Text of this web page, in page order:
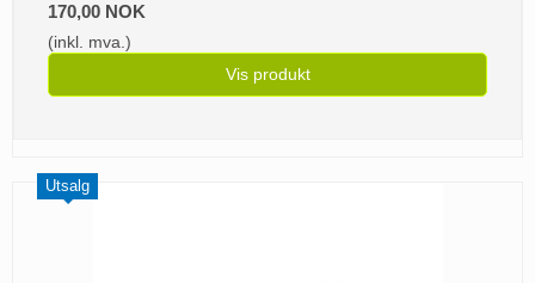
170,00 NOK
(inkl. mva.)
Vis produkt
Utsalg